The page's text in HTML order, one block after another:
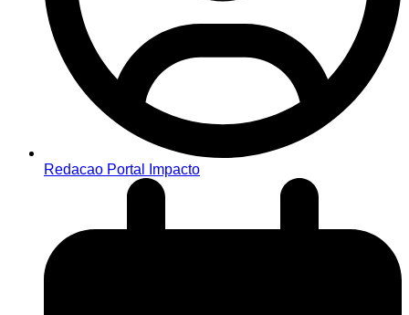
Redacao Portal Impacto